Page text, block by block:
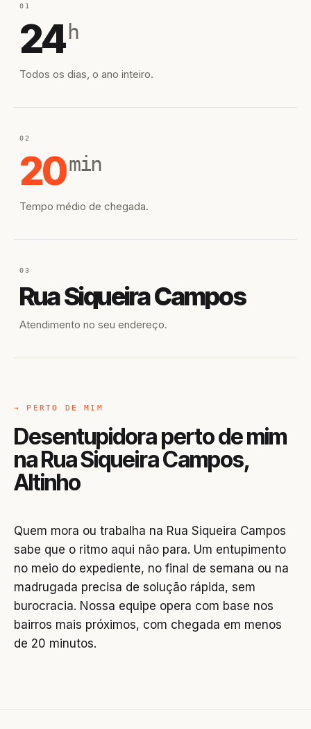
01
24 h
Todos os dias, o ano inteiro.
02
20min
Tempo médio de chegada.
03
Rua Siqueira Campos
Atendimento no seu endereço.
→ PERTO DE MIM
Desentupidora perto de mim
na Rua Siqueira Campos,
Altinho
Quem mora ou trabalha na Rua Siqueira Campos
sabe que o ritmo aqui não para. Um entupimento
no meio do expediente, no final de semana ou na
madrugada precisa de solução rápida, sem
burocracia. Nossa equipe opera com base nos
bairros mais próximos, com chegada em menos
de 20 minutos.